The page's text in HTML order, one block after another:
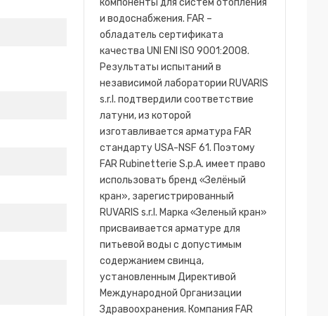
компоненты для систем отопления
и водоснабжения. FAR –
обладатель сертификата
качества UNI ENI ISO 9001:2008.
Результаты испытаний в
независимой лаборатории RUVARIS
s.r.l. подтвердили соответствие
латуни, из которой
изготавливается арматура FAR
стандарту USA-NSF 61. Поэтому
FAR Rubinetterie S.p.A. имеет право
использовать бренд «Зелёный
кран», зарегистрированный
RUVARIS s.r.l. Марка «Зеленый кран»
присваивается арматуре для
питьевой воды с допустимым
содержанием свинца,
установленным Директивой
Международной Организации
Здравоохранения. Компания FAR